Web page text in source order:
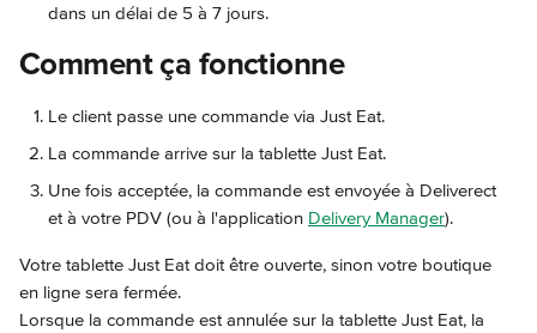
dans un délai de 5 à 7 jours.
Comment ça fonctionne
Le client passe une commande via Just Eat.
La commande arrive sur la tablette Just Eat.
Une fois acceptée, la commande est envoyée à Deliverect
et à votre PDV (ou à l'application Delivery Manager).
Votre tablette Just Eat doit être ouverte, sinon votre boutique
en ligne sera fermée.
Lorsque la commande est annulée sur la tablette Just Eat, la